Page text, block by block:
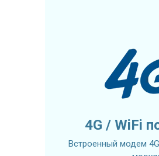
4G / WiFi
Встроенный модем